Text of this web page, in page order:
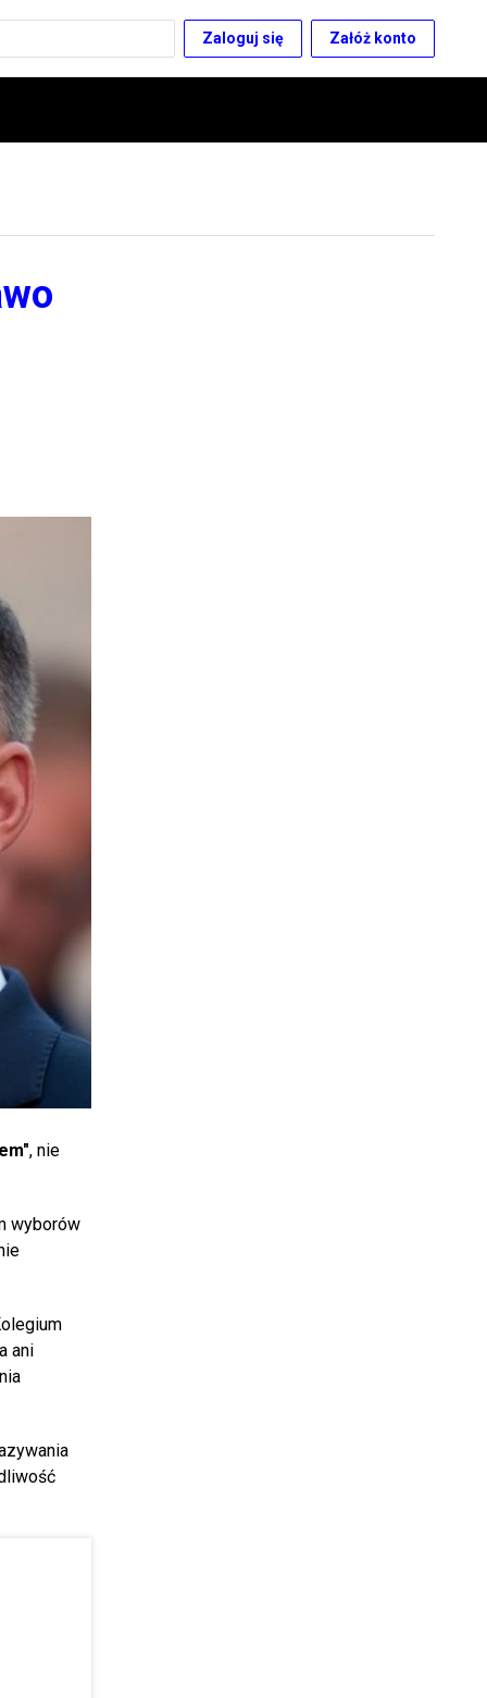
Zaloguj się Załóż konto
, nie
wyborów
ani